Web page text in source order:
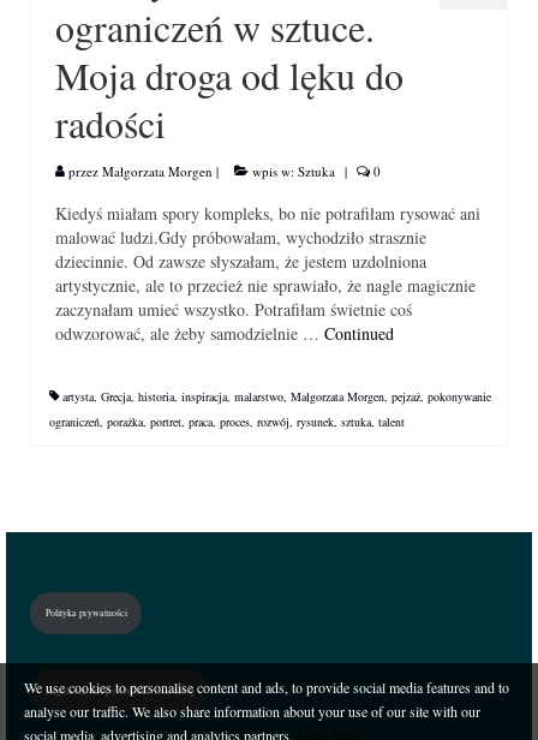
ograniczeń w sztuce.
Moja droga od lęku do
radości
przez Małgorzata Morgen | wpis w: Sztuka | 0
Kiedyś miałam spory kompleks, bo nie potrafiłam rysować ani
malować ludzi.Gdy próbowałam, wychodziło strasznie
dziecinnie. Od zawsze słyszałam, że jestem uzdolniona
artystycznie, ale to przecież nie sprawiało, że nagle magicznie
zaczynałam umieć wszystko. Potrafiłam świetnie coś
odwzorować, ale żeby samodzielnie … Continued
artysta, Grecja, historia, inspiracja, malarstwo, Małgorzata Morgen, pejzaż, pokonywanie
ograniczeń, porażka, portret, praca, proces, rozwój, rysunek, sztuka, talent
Polityka prywatności
Regulamin sklepu i świadczenia usług
We use cookies to personalise content and ads, to provide social media features and to
analyse our traffic. We also share information about your use of our site with our
social media, advertising and analytics partners.